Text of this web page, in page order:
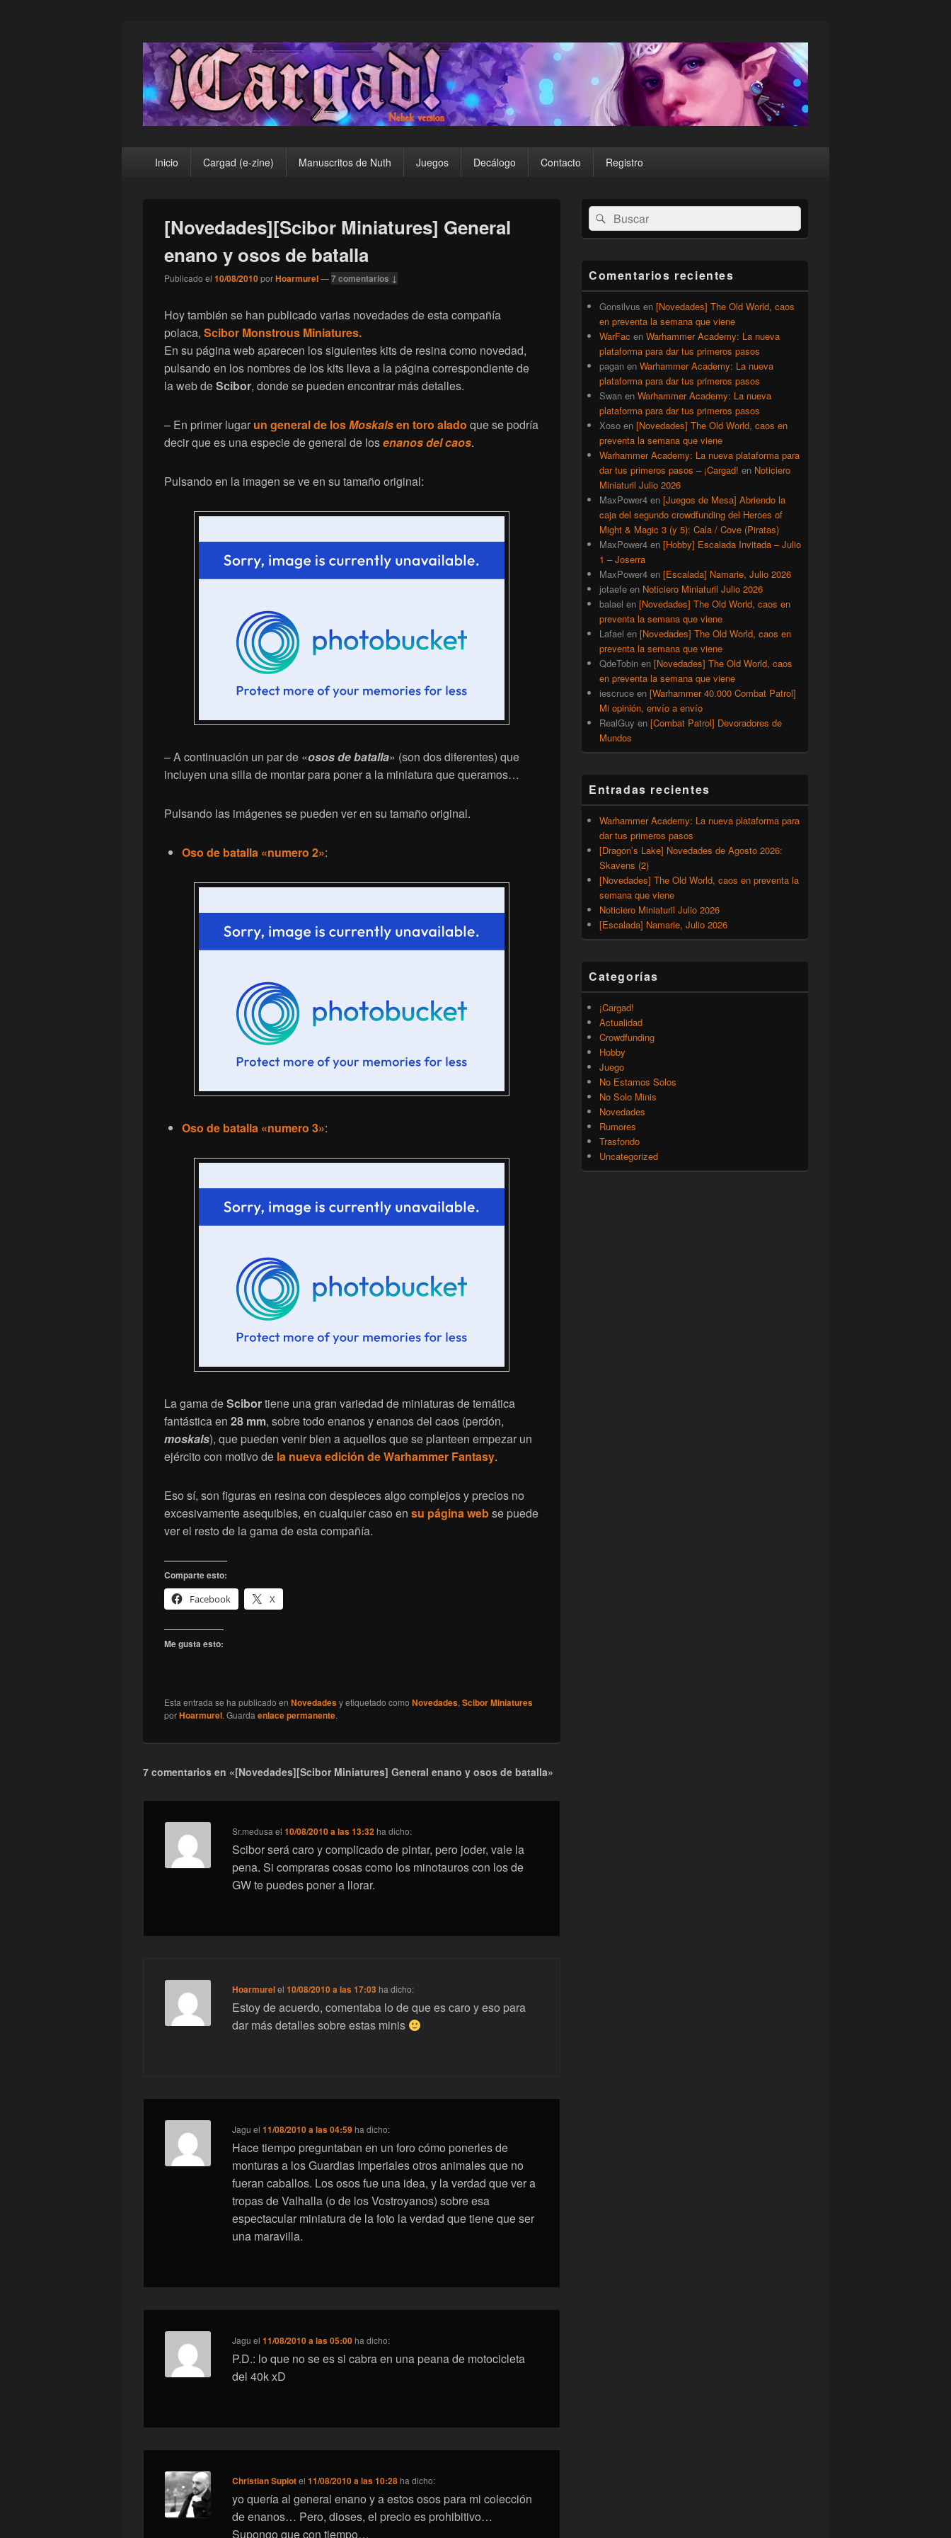
¡Cargad!
principalInicio Cargad (e-zine) Manuscritos de Nuth Juegos Decálogo Contacto Registro
[Novedades][Scibor Miniatures] General
enano y osos de batalla
Publicado el 10/08/2010porHoarmurel—7 comentarios ↓
Hoy también se han publicado varias novedades de esta compañía
polaca, Scibor Monstrous Miniatures.
En su página web aparecen los siguientes kits de resina como novedad,
pulsando en los nombres de los kits lleva a la página correspondiente de
la web deScibor, donde se pueden encontrar más detalles.
– En primer lugar un general de losMoskalsen toro alado que se podría
decir que es una especie de general de losenanos del caos.
Pulsando en la imagen se ve en su tamaño original:
– A continuación un par de «osos de batalla» (son dos diferentes) que
incluyen una silla de montar para poner a la miniatura que queramos…
Pulsando las imágenes se pueden ver en su tamaño original.
Oso de batalla «numero 2»:
Oso de batalla «numero 3»:
La gama deScibortiene una gran variedad de miniaturas de temática
fantástica en 28 mm, sobre todo enanos y enanos del caos (perdón,
moskals), que pueden venir bien a aquellos que se planteen empezar un
ejército con motivo de la nueva edición de Warhammer Fantasy.
Eso sí, son figuras en resina con despieces algo complejos y precios no
excesivamente asequibles, en cualquier caso en su página webse puede
ver el resto de la gama de esta compañía.
Comparte esto:
Facebook
X
Me gusta esto:
Esta entrada se ha publicado en Novedadesy etiquetado como Novedades, Scibor Miniatures
porHoarmurel. Guarda enlace permanente.
7 comentarios en «[Novedades][Scibor Miniatures] General enano y osos de batalla»
Sr.medusa el10/08/2010 a las 13:32ha dicho:
Scibor será caro y complicado de pintar, pero joder, vale la
pena. Si compraras cosas como los minotauros con los de
GW te puedes poner a llorar.
Hoarmurelel10/08/2010 a las 17:03 ha dicho:
Estoy de acuerdo, comentaba lo de que es caro y eso para
dar más detalles sobre estas minis
Jagu el11/08/2010 a las 04:59ha dicho:
Hace tiempo preguntaban en un foro cómo ponerles de
monturas a los Guardias Imperiales otros animales que no
fueran caballos. Los osos fue una idea, y la verdad que ver a
tropas de Valhalla (o de los Vostroyanos) sobre esa
espectacular miniatura de la foto la verdad que tiene que ser
una maravilla.
Jagu el11/08/2010 a las 05:00ha dicho:
P.D.: lo que no se es si cabra en una peana de motocicleta
del 40k xD
Christian Supiotel11/08/2010 a las 10:28ha dicho:
yo quería al general enano y a estos osos para mi colección
de enanos… Pero, dioses, el precio es prohibitivo…
Supongo que con tiempo…
El
área
de
lateral
primaria
Buscar
por:
Buscar
Comentarios recientes
Gonsilvus en [Novedades] The Old World, caos
en preventa la semana que viene
WarFac en Warhammer Academy: La nueva
plataforma para dar tus primeros pasos
pagan en Warhammer Academy: La nueva
plataforma para dar tus primeros pasos
Swan en Warhammer Academy: La nueva
plataforma para dar tus primeros pasos
Xoso en [Novedades] The Old World, caos en
preventa la semana que viene
Warhammer Academy: La nueva plataforma para
dar tus primeros pasos – ¡Cargad! en Noticiero
Miniaturil Julio 2026
MaxPower4 en [Juegos de Mesa] Abriendo la
caja del segundo crowdfunding del Heroes of
Might & Magic 3 (y 5): Cala / Cove (Piratas)
MaxPower4 en [Hobby] Escalada Invitada – Julio
1 – Joserra
MaxPower4 en [Escalada] Namarie, Julio 2026
jotaefe en Noticiero Miniaturil Julio 2026
balael en [Novedades] The Old World, caos en
preventa la semana que viene
Lafael en [Novedades] The Old World, caos en
preventa la semana que viene
QdeTobin en [Novedades] The Old World, caos
en preventa la semana que viene
iescruce en [Warhammer 40.000 Combat Patrol]
Mi opinión, envío a envío
RealGuy en [Combat Patrol] Devoradores de
Mundos
Entradas recientes
Warhammer Academy: La nueva plataforma para
dar tus primeros pasos
[Dragon’s Lake] Novedades de Agosto 2026:
Skavens (2)
[Novedades] The Old World, caos en preventa la
semana que viene
Noticiero Miniaturil Julio 2026
[Escalada] Namarie, Julio 2026
Categorías
¡Cargad!
Actualidad
Crowdfunding
Hobby
Juego
No Estamos Solos
No Solo Minis
Novedades
Rumores
Trasfondo
Uncategorized